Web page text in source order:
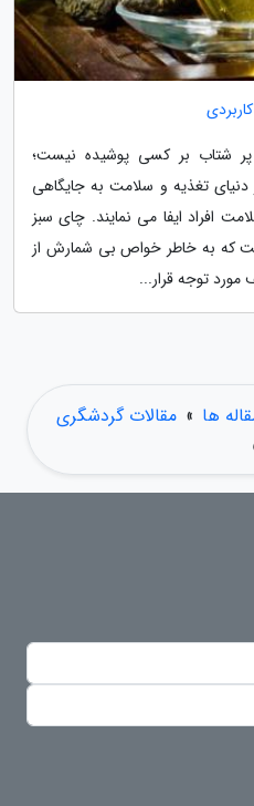
شتاب بر کسی پوشیده نیست؛
تغذیه و سلامت به جایگاهی
افراد ایفا می نمایند. چای سبز
که به خاطر خواص بی شمارش از
توجه قرار...
ها » مقالات گردشگری